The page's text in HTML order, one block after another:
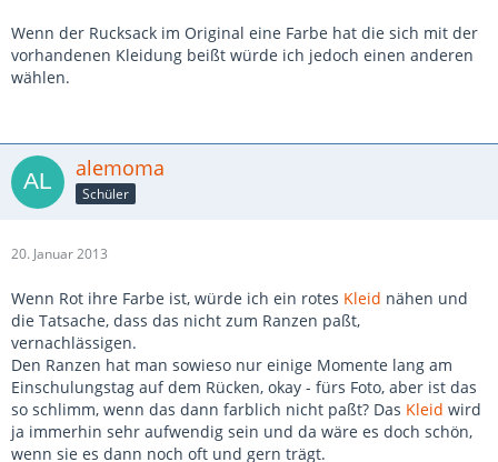
Wenn der Rucksack im Original eine Farbe hat die sich mit der
vorhandenen Kleidung beißt würde ich jedoch einen anderen
wählen.
alemoma
Schüler
20. Januar 2013
Wenn Rot ihre Farbe ist, würde ich ein rotes Kleid nähen und
die Tatsache, dass das nicht zum Ranzen paßt,
vernachlässigen.
Den Ranzen hat man sowieso nur einige Momente lang am
Einschulungstag auf dem Rücken, okay - fürs Foto, aber ist das
so schlimm, wenn das dann farblich nicht paßt? Das Kleid wird
ja immerhin sehr aufwendig sein und da wäre es doch schön,
wenn sie es dann noch oft und gern trägt.